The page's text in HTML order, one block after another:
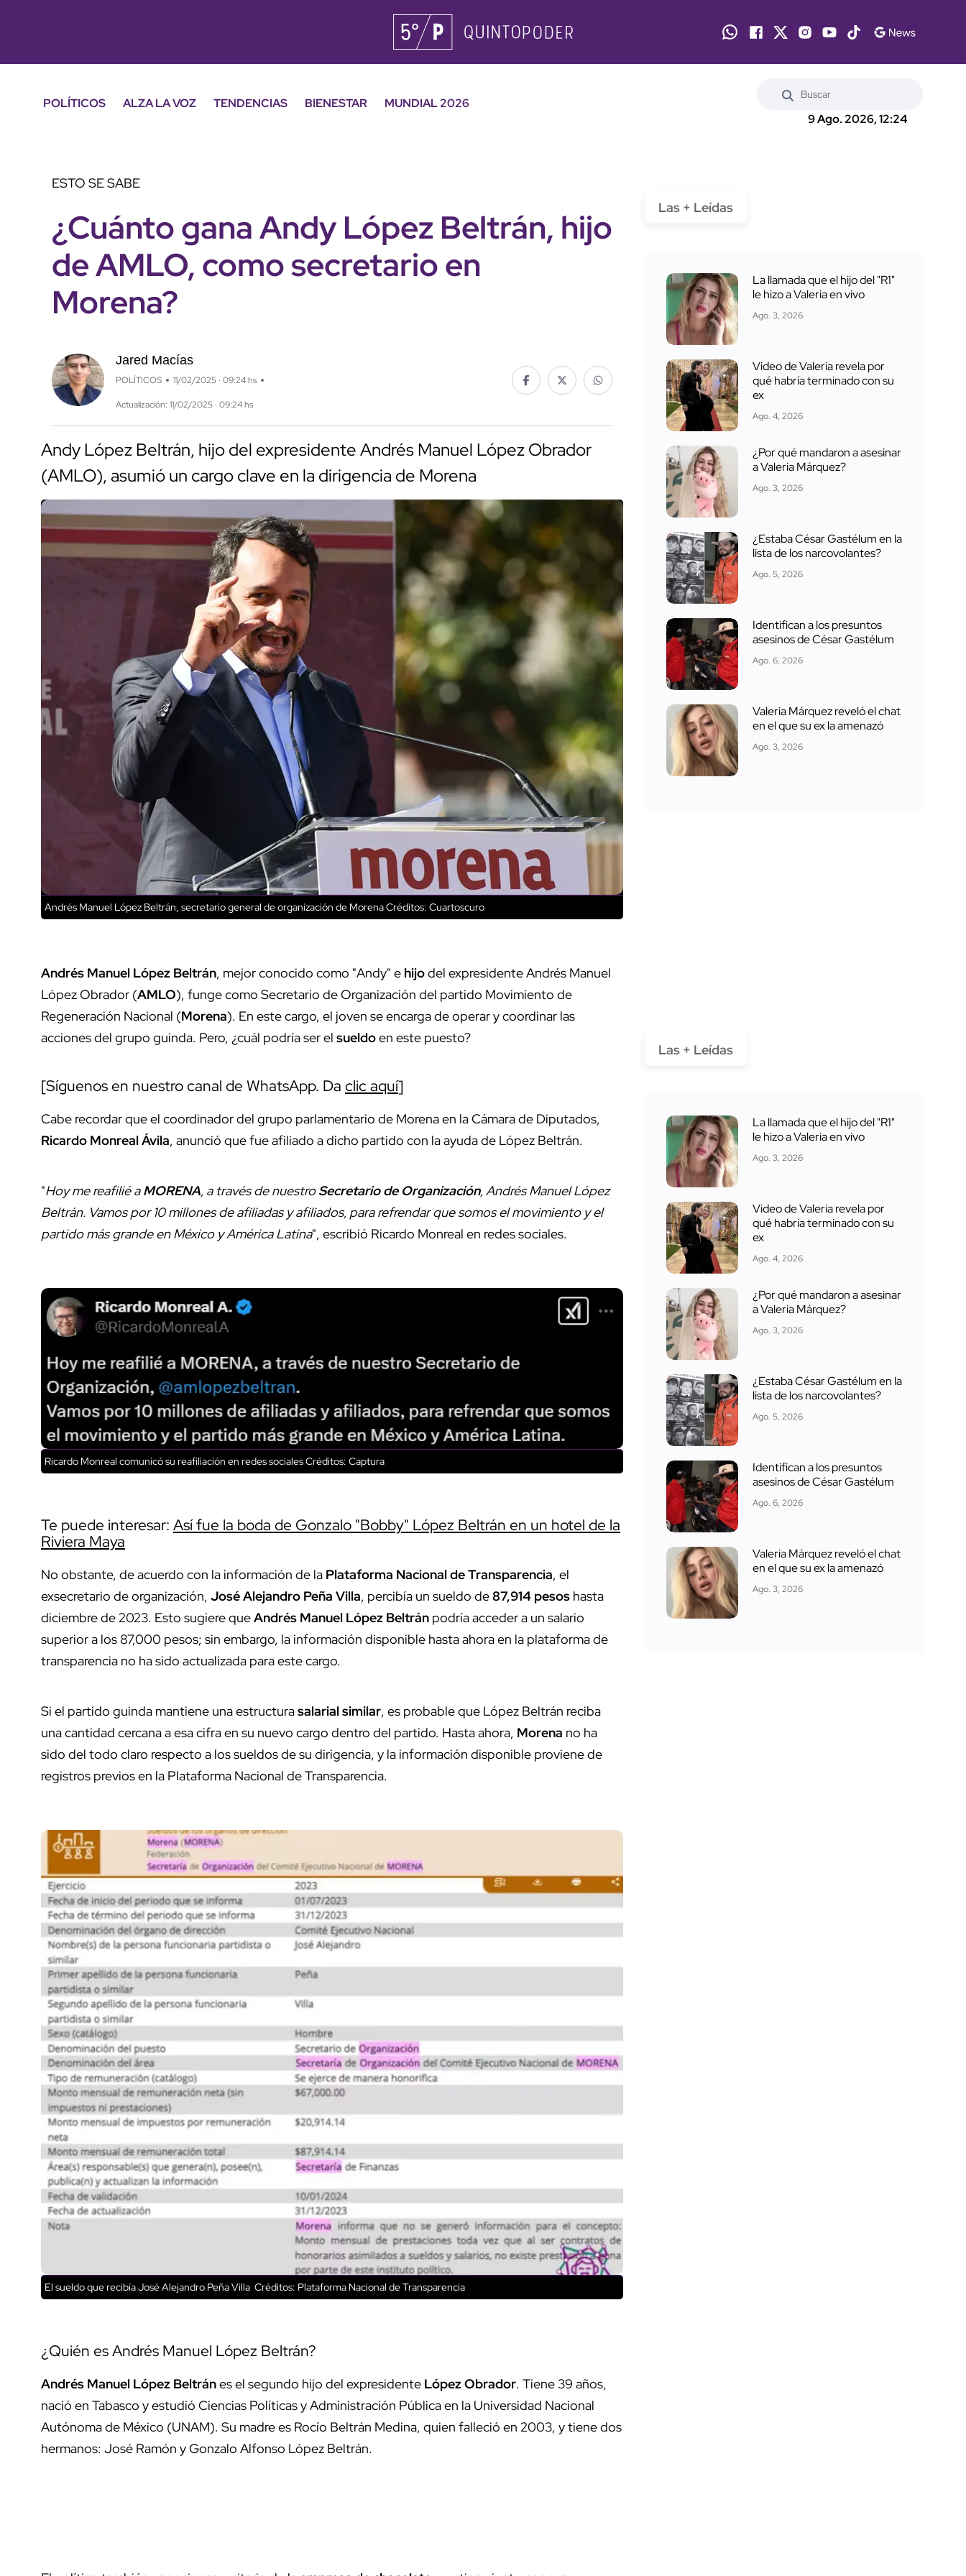
POLÍTICOS ALZA LA VOZ TENDENCIAS BIENESTAR
MUNDIAL 2026
9 Ago. 2026, 12:24
ESTO SE SABE
¿Cuánto gana Andy López Beltrán, hijo
de AMLO, como secretario en
Morena?
Jared Macías
POLÍTICOS 11/02/2025 · 09:24 hs
Actualización: 11/02/2025 · 09:24 hs
Andy López Beltrán, hijo del expresidente Andrés Manuel López Obrador
(AMLO), asumió un cargo clave en la dirigencia de Morena
Andrés Manuel López Beltrán, secretario general de organización de MorenaCréditos: Cuartoscuro
Andrés Manuel López Beltrán, mejor conocido como "Andy" e hijodel expresidente Andrés Manuel
López Obrador (AMLO), funge como Secretario de Organización del partido Movimiento de
Regeneración Nacional (Morena). En este cargo, el joven se encarga de operar y coordinar las
acciones del grupo guinda. Pero, ¿cuál podría ser el sueldoen este puesto?
[Síguenos en nuestro canal de WhatsApp. Da clic aquí]
Cabe recordar que el coordinador del grupo parlamentario de Morena en la Cámara de Diputados,
Ricardo Monreal Ávila, anunció que fue afiliado a dicho partido con la ayuda de López Beltrán.
"Hoy me reafilié aMORENA, a través de nuestroSecretario de Organización, Andrés Manuel López
Beltrán. Vamos por 10 millones de afiliadas y afiliados, para refrendar que somos el movimiento y el
partido más grande en México y América Latina", escribió Ricardo Monreal en redes sociales.
Ricardo Monreal comunicó su reafiliación en redes socialesCréditos: Captura
Te puede interesar: Así fue la boda de Gonzalo "Bobby" López Beltrán en un hotel de la
Riviera Maya
No obstante, de acuerdo con la información de la Plataforma Nacional de Transparencia, el
exsecretario de organización, José Alejandro Peña Villa, percibía un sueldo de87,914 pesos hasta
diciembre de 2023. Esto sugiere queAndrés Manuel López Beltrán podría acceder a un salario
superior a los 87,000 pesos; sin embargo, la información disponible hasta ahora en la plataforma de
transparencia no ha sido actualizada para este cargo.
Si el partido guinda mantiene una estructurasalarial similar, es probable que López Beltrán reciba
una cantidad cercana a esa cifra en su nuevo cargo dentro del partido. Hasta ahora, Morena no ha
sido del todo claro respecto a los sueldos de su dirigencia, y la información disponible proviene de
registros previos en la Plataforma Nacional de Transparencia.
El sueldo que recibía José Alejandro Peña Villa Créditos: Plataforma Nacional de Transparencia
¿Quién es Andrés Manuel López Beltrán?
Andrés Manuel López Beltránes el segundo hijo del expresidente López Obrador. Tiene 39 años,
nació en Tabasco y estudió Ciencias Políticas y Administración Pública en la Universidad Nacional
Autónoma de México (UNAM). Su madre es Rocío Beltrán Medina, quien falleció en 2003, y tiene dos
hermanos: José Ramón y Gonzalo Alfonso López Beltrán.
Las + Leídas
La llamada que el hijo del "R1"
le hizo a Valeria en vivo
Ago. 3, 2026
Video de Valeria revela por
qué habría terminado con su
ex
Ago. 4, 2026
¿Por qué mandaron a asesinar
a Valeria Márquez?
Ago. 3, 2026
¿Estaba César Gastélum en la
lista de los narcovolantes?
Ago. 5, 2026
Identifican a los presuntos
asesinos de César Gastélum
Ago. 6, 2026
Valeria Márquez reveló el chat
en el que su ex la amenazó
Ago. 3, 2026
Las + Leídas
La llamada que el hijo del "R1"
le hizo a Valeria en vivo
Ago. 3, 2026
Video de Valeria revela por
qué habría terminado con su
ex
Ago. 4, 2026
¿Por qué mandaron a asesinar
a Valeria Márquez?
Ago. 3, 2026
¿Estaba César Gastélum en la
lista de los narcovolantes?
Ago. 5, 2026
Identifican a los presuntos
asesinos de César Gastélum
Ago. 6, 2026
Valeria Márquez reveló el chat
en el que su ex la amenazó
Ago. 3, 2026